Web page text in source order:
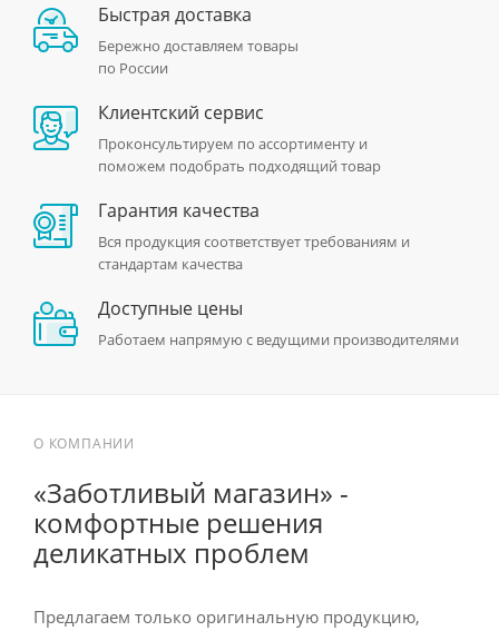
Быстрая доставка
Бережно доставляем товары
по России
Клиентский сервис
Проконсультируем по ассортименту и
поможем подобрать подходящий товар
Гарантия качества
Вся продукция соответствует требованиям и
стандартам качества
Доступные цены
Работаем напрямую с ведущими производителями
О КОМПАНИИ
«Заботливый магазин» -
комфортные решения
деликатных проблем
Предлагаем только оригинальную продукцию,